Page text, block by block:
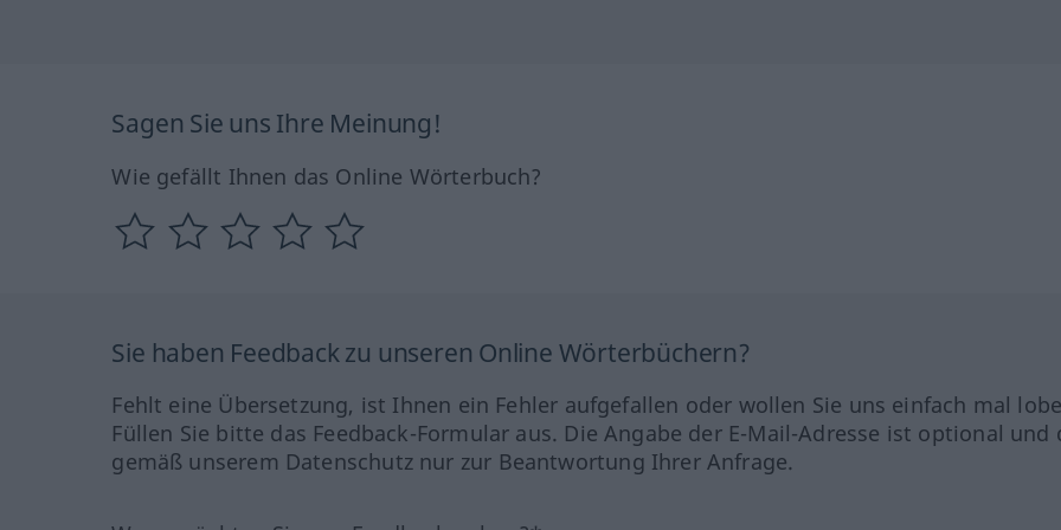
Sagen Sie uns Ihre Meinung!
Wie gefällt Ihnen das Online Wörterbuch?
Sie haben Feedback zu unseren Online Wörterbüchern?
Fehlt eine Übersetzung, ist Ihnen ein Fehler aufgefallen oder wollen Sie uns einfach mal
Füllen Sie bitte das Feedback-Formular aus. Die Angabe der E-Mail-Adresse ist optional und
gemäß unserem Datenschutz nur zur Beantwortung Ihrer Anfrage.